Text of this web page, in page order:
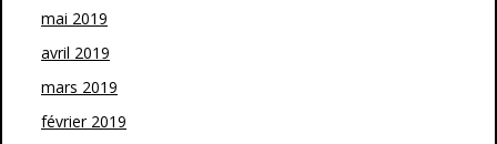
mai 2019
avril 2019
mars 2019
février 2019